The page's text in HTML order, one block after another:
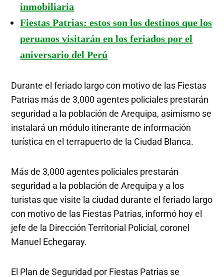
inmobiliaria
Fiestas Patrias: estos son los destinos que los
peruanos visitarán en los feriados por el
aniversario del Perú
Durante el feriado largo con motivo de las Fiestas
Patrias más de 3,000 agentes policiales prestarán
seguridad a la población de Arequipa, asimismo se
instalará un módulo itinerante de información
turística en el terrapuerto de la Ciudad Blanca.
Más de 3,000 agentes policiales prestarán
seguridad a la población de Arequipa y a los
turistas que visite la ciudad durante el feriado largo
con motivo de las Fiestas Patrias, informó hoy el
jefe de la Dirección Territorial Policial, coronel
Manuel Echegaray.
El Plan de Seguridad por Fiestas Patrias se